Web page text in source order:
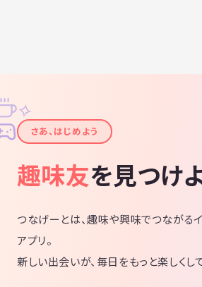
✦
✧
さあ、はじめよう
趣味友を見つけ
つなげーとは、趣味や興味でつながるイ
アプリ。
新しい出会いが、毎日をもっと楽しくして